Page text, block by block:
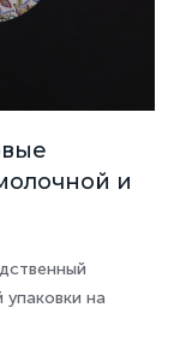
и
упаковки на